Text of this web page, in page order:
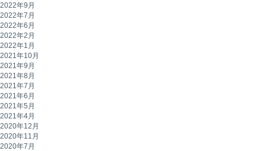
2022年9月
2022年7月
2022年6月
2022年2月
2022年1月
2021年10月
2021年9月
2021年8月
2021年7月
2021年6月
2021年5月
2021年4月
2020年12月
2020年11月
2020年7月